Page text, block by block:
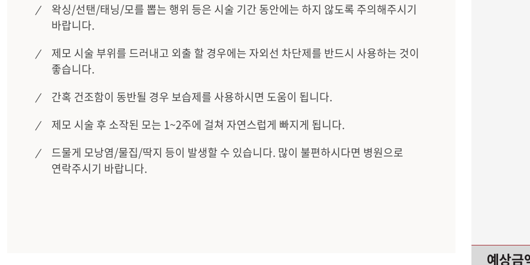
예상금
왁싱/선탠/태닝/모를 뽑는 행위 등은 시술 기간 동안에는 하지 않도록 주의해주시기
바랍니다.
제모 시술 부위를 드러내고 외출 할 경우에는 자외선 차단제를 반드시 사용하는 것이
좋습니다.
간혹 건조함이 동반될 경우 보습제를 사용하시면 도움이 됩니다.
제모 시술 후 소작된 모는 1~2주에 걸쳐 자연스럽게 빠지게 됩니다.
드물게 모낭염/물집/딱지 등이 발생할 수 있습니다. 많이 불편하시다면 병원으로
연락주시기 바랍니다.